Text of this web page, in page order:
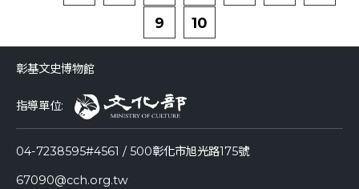
9
10
彰基文史博物館
指導單位:
04-7238595#4561 / 500彰化市旭光路175號
67090@cch.org.tw